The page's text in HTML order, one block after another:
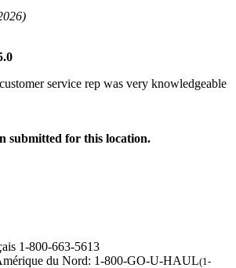
service rep was very knowledgeable
submitted for this location.
1-800-663-5613
du Nord: 1-800-GO-U-HAUL(1-